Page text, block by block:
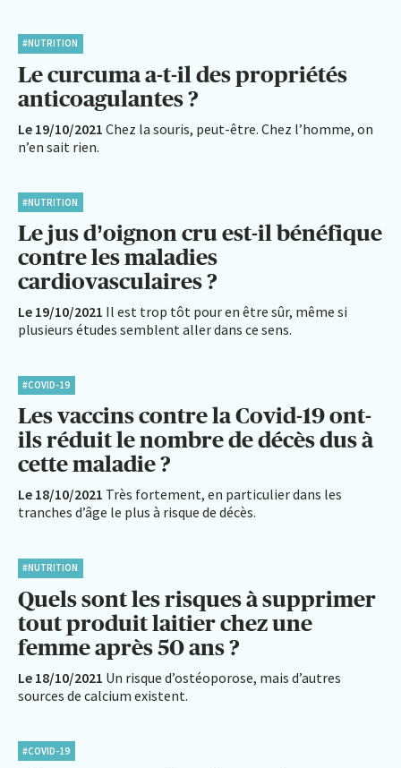
#NUTRITION
Le curcuma a-t-il des propriétés
anticoagulantes ?
Le 19/10/2021 Chez la souris, peut-être. Chez l’homme, on
n’en sait rien.
#NUTRITION
Le jus d’oignon cru est-il bénéfique
contre les maladies
cardiovasculaires ?
Le 19/10/2021 Il est trop tôt pour en être sûr, même si
plusieurs études semblent aller dans ce sens.
#COVID-19
Les vaccins contre la Covid-19 ont-
ils réduit le nombre de décès dus à
cette maladie ?
Le 18/10/2021 Très fortement, en particulier dans les
tranches d’âge le plus à risque de décès.
#NUTRITION
Quels sont les risques à supprimer
tout produit laitier chez une
femme après 50 ans ?
Le 18/10/2021 Un risque d’ostéoporose, mais d’autres
sources de calcium existent.
#COVID-19